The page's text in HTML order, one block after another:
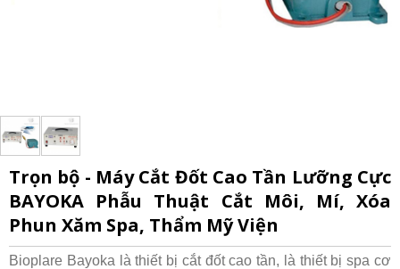
Trọn bộ - Máy Cắt Đốt Cao Tần Lưỡng Cực
BAYOKA Phẫu Thuật Cắt Môi, Mí, Xóa
Phun Xăm Spa, Thẩm Mỹ Viện
Bioplare Bayoka là thiết bị cắt đốt cao tần, là thiết bị spa cơ